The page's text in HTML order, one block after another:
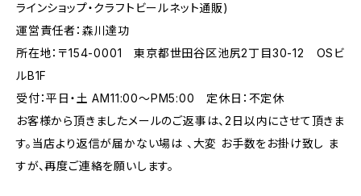
ラインショップ・クラフトビールネット通販)
運営責任者：森川達功
所在地：〒154-0001 東京都世田谷区池尻2丁目30-12 OSビ
ルB1F
受付：平日・土 AM11:00～PM5:00 定休日：不定休
お客様から頂きましたメールのご返事は、2日以内にさせて頂きま
す。当店より返信が届かない場は 、大変 お手数をお掛け致し ま
すが、再度ご連絡を願いします。